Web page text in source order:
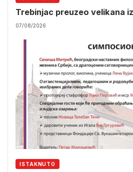
Trebinjac preuzeo velikana
07/08/2026
ISTAKNUTO